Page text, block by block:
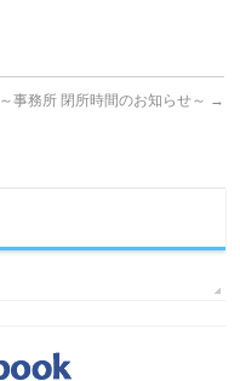
～事務所 閉所時間のお知らせ～ →